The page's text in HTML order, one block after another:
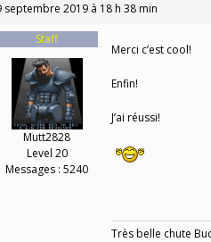
septembre 2019 à 18 h 38 min
Staff
Mutt2828
Level 20
Messages : 5240
Merci c’est cool!
Enfin!
J’ai réussi!
Très belle chute